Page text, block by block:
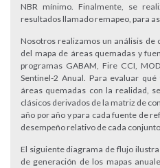
NBR mínimo. Finalmente, se
resultados llamado remapeo, para
Nosotros realizamos un análisis de
del mapa de áreas quemadas y
programas GABAM, Fire CCI,
Sentinel-2 Anual. Para evaluar
áreas quemadas con la realidad,
clásicos derivados de la matriz de
año por año y para cada fuente de
desempeño relativo de cada
El siguiente diagrama de flujo
de generación de los mapas